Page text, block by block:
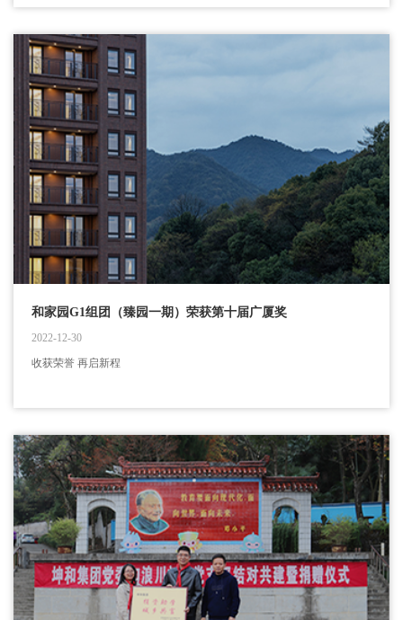
和家园G1组团（臻园一期）荣获第十届广厦奖
2022-12-30
收获荣誉 再启新程